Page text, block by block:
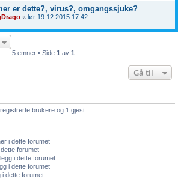
er dette?, virus?, omgangssjuke?
« lør 19.12.2015 17:42
5 emner • Side 1 av 1
Gå til
brukere og 1 gjest
i dette forumet
forumet
i dette forumet
i dette forumet
i dette forumet